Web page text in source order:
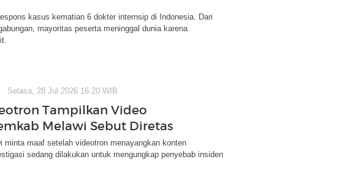
kasus kematian 6 dokter internsip di Indonesia. Dari
mayoritas peserta meninggal dunia karena
Selasa, 28 Jul 2026 16:20 WIB
Tampilkan Video
Melawi Sebut Diretas
minta maaf setelah videotron menayangkan konten
sedang dilakukan untuk mengungkap penyebab insiden